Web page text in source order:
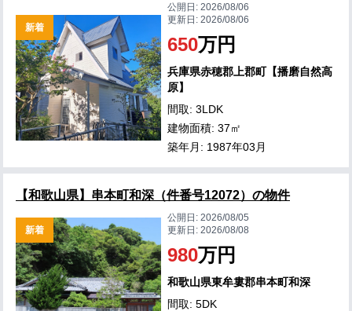
新着
公開日:2026/08/06
更新日:2026/08/06
650万円
兵庫県赤穂郡上郡町【播磨自然高
原】
間取: 3LDK
建物面積: 37㎡
築年月: 1987年03月
【和歌山県】串本町和深（件番号12072）の物件
新着
公開日:2026/08/05
更新日:2026/08/08
980万円
和歌山県東牟婁郡串本町和深
間取: 5DK